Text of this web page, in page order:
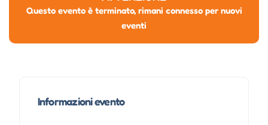
Questo evento è terminato, rimani connesso per nuovi
eventi
Informazioni evento